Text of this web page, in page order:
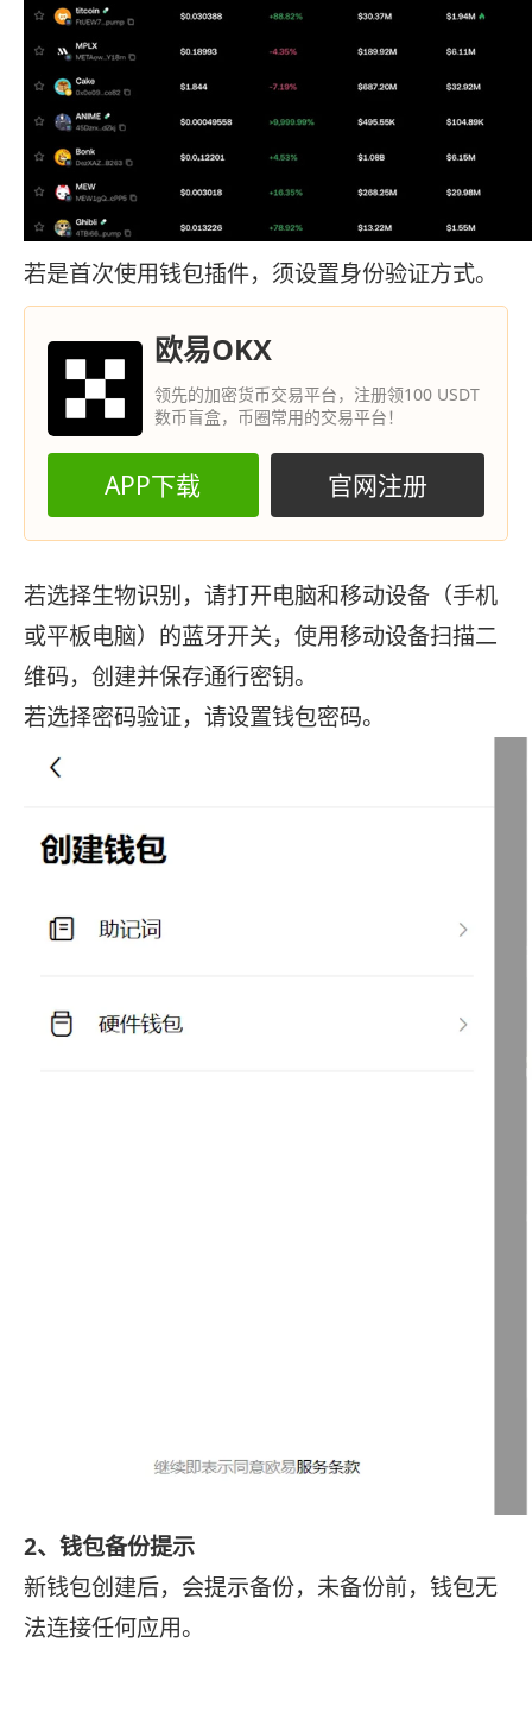
若是首次使用钱包插件，须设置身份验证方式。
欧易OKX
领先的加密货币交易平台，注册领100 USDT
数币盲盒，币圈常用的交易平台！
APP下载 官网注册
若选择生物识别，请打开电脑和移动设备（手机
或平板电脑）的蓝牙开关，使用移动设备扫描二
维码，创建并保存通行密钥。
若选择密码验证，请设置钱包密码。
2、钱包备份提示
新钱包创建后，会提示备份，未备份前，钱包无
法连接任何应用。